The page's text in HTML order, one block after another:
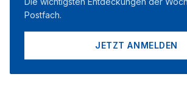
Postfach.
JETZT ANMELDEN